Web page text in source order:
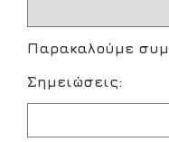
Παρακαλούμε
Σημειώσεις: